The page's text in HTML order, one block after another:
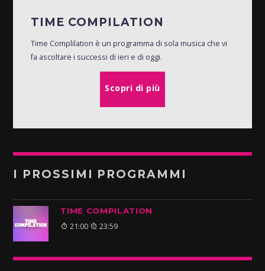
TIME COMPILATION
Time Complilation è un programma di sola musica che vi
fa ascoltare i successi di ieri e di oggi.
Scopri di più
I PROSSIMI PROGRAMMI
TIME COMPILATION
21:00 23:59